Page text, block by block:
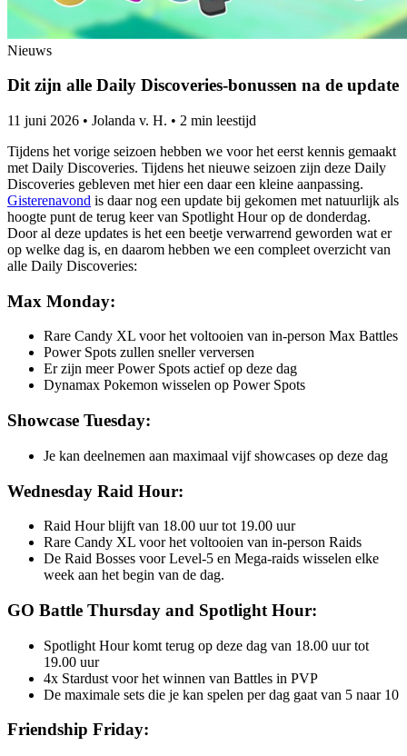
Nieuws
Dit zijn alle Daily Discoveries-bonussen na de update
11 juni 2026 • Jolanda v. H. • 2 min leestijd
Tijdens het vorige seizoen hebben we voor het eerst kennis gemaakt
met Daily Discoveries. Tijdens het nieuwe seizoen zijn deze Daily
Discoveries gebleven met hier een daar een kleine aanpassing.
Gisterenavond is daar nog een update bij gekomen met natuurlijk als
hoogte punt de terug keer van Spotlight Hour op de donderdag.
Door al deze updates is het een beetje verwarrend geworden wat er
op welke dag is, en daarom hebben we een compleet overzicht van
alle Daily Discoveries:
Max Monday:
Rare Candy XL voor het voltooien van in-person Max Battles
Power Spots zullen sneller verversen
Er zijn meer Power Spots actief op deze dag
Dynamax Pokemon wisselen op Power Spots
Showcase Tuesday:
Je kan deelnemen aan maximaal vijf showcases op deze dag
Wednesday Raid Hour:
Raid Hour blijft van 18.00 uur tot 19.00 uur
Rare Candy XL voor het voltooien van in-person Raids
De Raid Bosses voor Level-5 en Mega-raids wisselen elke
week aan het begin van de dag.
GO Battle Thursday and Spotlight Hour:
Spotlight Hour komt terug op deze dag van 18.00 uur tot
19.00 uur
4x Stardust voor het winnen van Battles in PVP
De maximale sets die je kan spelen per dag gaat van 5 naar 10
Friendship Friday: